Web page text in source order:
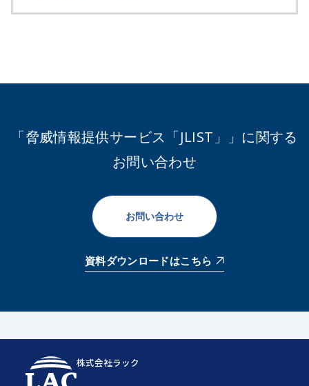
「脅威情報提供サービス「JLIST」」に関する
お問い合わせ
お問い合わせ
資料ダウンロードはこちら
株式会社ラック